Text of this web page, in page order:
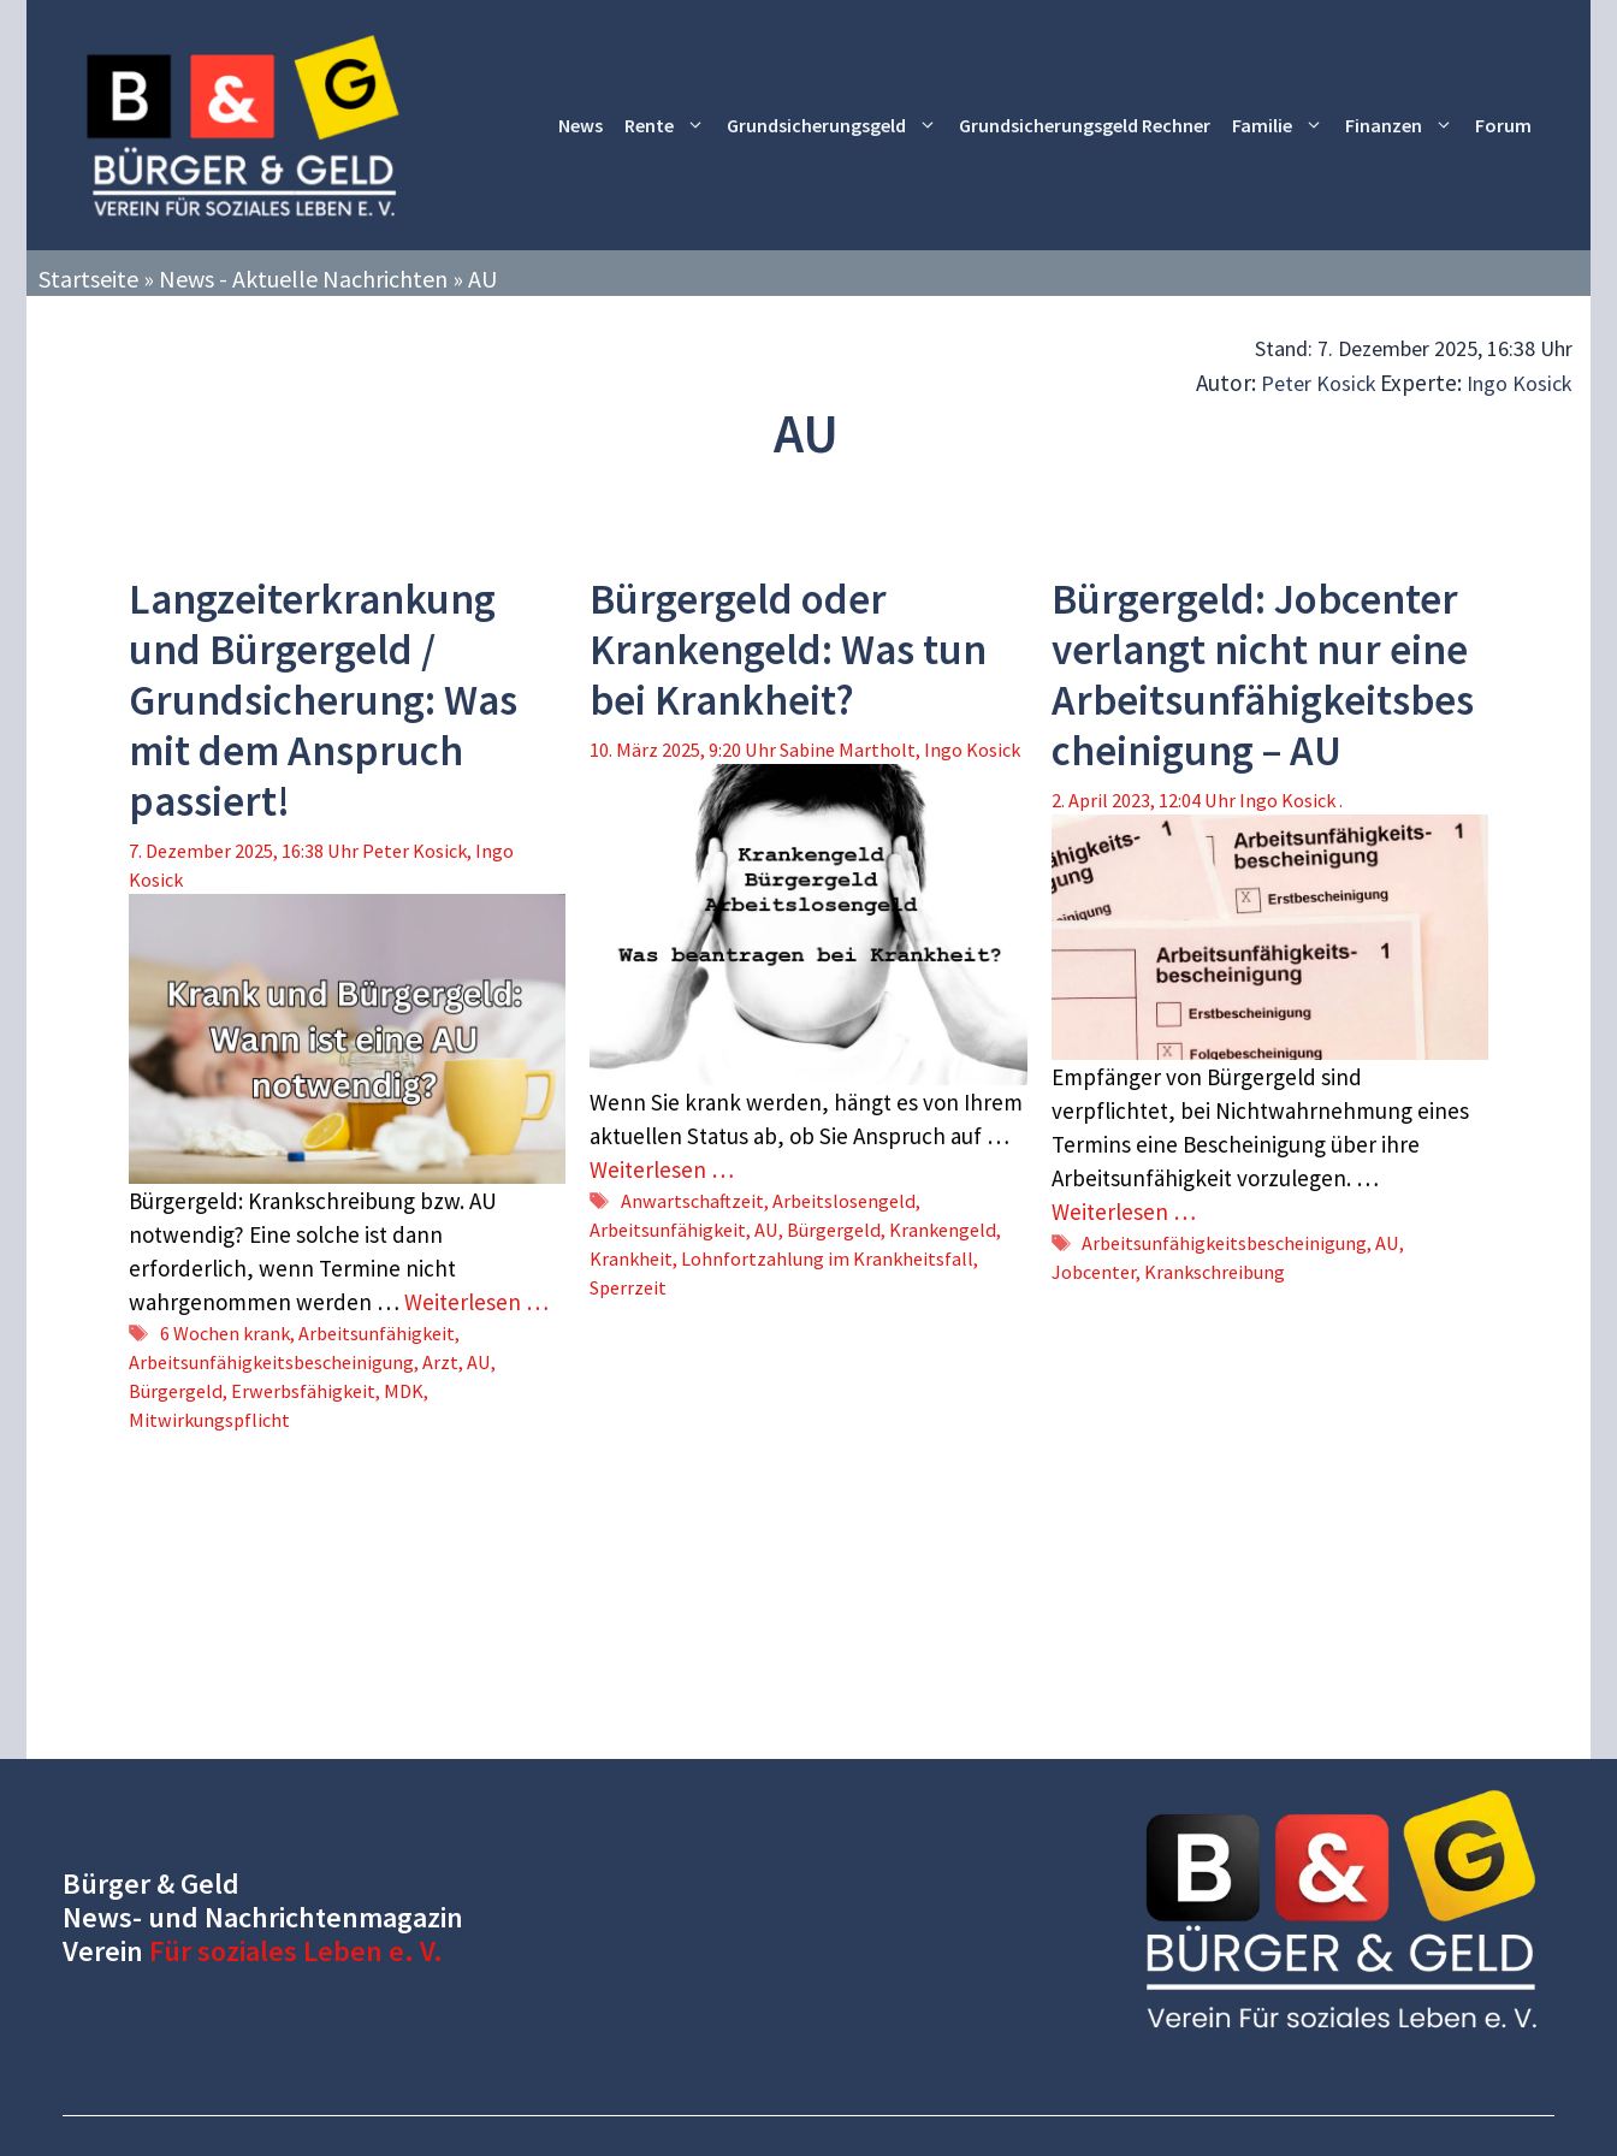
News Rente Grundsicherungsgeld Grundsicherungsgeld Rechner Familie Finanzen Forum
Startseite » News - Aktuelle Nachrichten » AU
Stand: 7. Dezember 2025, 16:38 Uhr
Autor: Peter Kosick Experte: Ingo Kosick
AU
Langzeiterkrankung
und Bürgergeld /
Grundsicherung: Was
mit dem Anspruch
passiert!
7. Dezember 2025, 16:38 Uhr Peter Kosick, Ingo
Kosick
Bürgergeld: Krankschreibung bzw. AU
notwendig? Eine solche ist dann
erforderlich, wenn Termine nicht
wahrgenommen werden … Weiterlesen …
Schlagwörter
6 Wochen krank, Arbeitsunfähigkeit,
Arbeitsunfähigkeitsbescheinigung, Arzt, AU,
Bürgergeld, Erwerbsfähigkeit, MDK,
Mitwirkungspflicht
Bürgergeld oder
Krankengeld: Was tun
bei Krankheit?
10. März 2025, 9:20 UhrSabine Martholt, Ingo Kosick
Wenn Sie krank werden, hängt es von Ihrem
aktuellen Status ab, ob Sie Anspruch auf …
Weiterlesen …
Schlagwörter
Anwartschaftzeit,Arbeitslosengeld,
Arbeitsunfähigkeit,AU, Bürgergeld, Krankengeld,
Krankheit, Lohnfortzahlung im Krankheitsfall,
Sperrzeit
Bürgergeld: Jobcenter
verlangt nicht nur eine
Arbeitsunfähigkeitsbes
cheinigung – AU
2. April 2023, 12:04 Uhr Ingo Kosick .
Empfänger von Bürgergeld sind
verpflichtet, bei Nichtwahrnehmung eines
Termins eine Bescheinigung über ihre
Arbeitsunfähigkeit vorzulegen. …
Weiterlesen …
Schlagwörter
Arbeitsunfähigkeitsbescheinigung,AU,
Jobcenter, Krankschreibung
Bürger & Geld
News- und Nachrichtenmagazin
Verein Für soziales Leben e. V.